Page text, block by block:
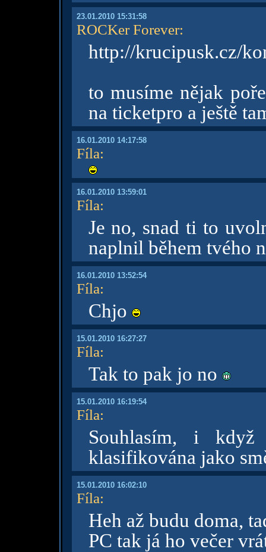
23.01.2010 15:31:58
ROCKer Forever:
http://krucipusk.cz/
to musíme nějak
na ticketpro a ještě
16.01.2010 14:17:58
Fíla:
16.01.2010 13:59:01
Fíla:
Je no, snad ti to
naplnil během tvého
16.01.2010 13:52:54
Fíla:
Chjo
15.01.2010 16:27:27
Fíla:
Tak to pak jo no
15.01.2010 16:19:54
Fíla:
Souhlasím, i
klasifikována jako
15.01.2010 16:02:10
Fíla:
Heh až budu doma,
PC tak já ho večer